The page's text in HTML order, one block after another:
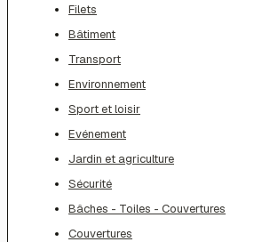
Filets
Bâtiment
Transport
Environnement
Sport et loisir
Evénement
Jardin et agriculture
Sécurité
Bâches - Toiles - Couvertures
Couvertures